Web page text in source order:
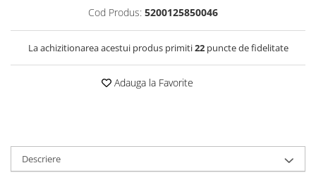
Cod Produs: 5200125850046
La achizitionarea acestui produs primiti22puncte de fidelitate
Adauga la Favorite
Descriere